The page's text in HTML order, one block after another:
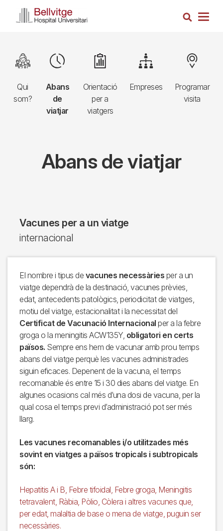
Cerca
Navegació
principal
3r
Qui
som?
Image
Abans
de
viatjar
Image
Orientació
per a
viatgers
Image
Empreses
Image
Programar
visita
Image
Abans de viatjar
Vacunes per a un viatge
internacional
El nombre i tipus de vacunes necessàries per a un
viatge dependrà de la destinació, vacunes prèvies,
edat, antecedents patològics, periodicitat de viatges,
motiu del viatge, estacionalitat i la necessitat del
Certificat de Vacunació Internacional per a la febre
groga o la meningitis ACW135Y, obligatori en certs
països. Sempre ens hem de vacunar amb prou temps
abans del viatge perquè les vacunes administrades
siguin eficaces. Depenent de la vacuna, el temps
recomanable és entre 15 i 30 dies abans del viatge. En
algunes ocasions cal més d’una dosi de vacuna, per la
qual cosa el temps previ d’administració pot ser més
llarg.
Les vacunes recomanables i/o utilitzades més
sovint en viatges a països tropicals i subtropicals
són:
Hepatitis A i B, Febre tifoidal, Febre groga, Meningitis
tetravalent, Ràbia, Pòlio, Còlera i altres vacunes que,
per edat, malaltia de base o mena de viatge, puguin ser
necessàries.